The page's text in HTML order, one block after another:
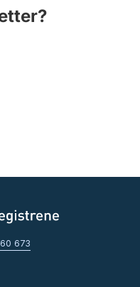
673